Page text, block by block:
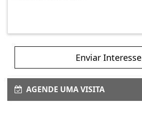
Enviar Interesse
AGENDE UMA VISITA